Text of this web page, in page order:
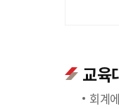
교육
회계